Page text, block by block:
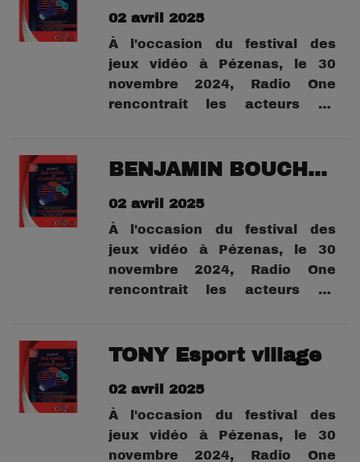
02 avril 2025
À l'occasion du festival des
jeux vidéo à Pézenas, le 30
novembre 2024, Radio One
rencontrait les acteurs du
appréhender l'univers du
BENJAMIN BOUCHER PROMENEUR DU NET 30
02 avril 2025
À l'occasion du festival des
jeux vidéo à Pézenas, le 30
novembre 2024, Radio One
rencontrait les acteurs du
appréhender l'univers du
TONY Esport village
02 avril 2025
À l'occasion du festival des
jeux vidéo à Pézenas, le 30
novembre 2024, Radio One